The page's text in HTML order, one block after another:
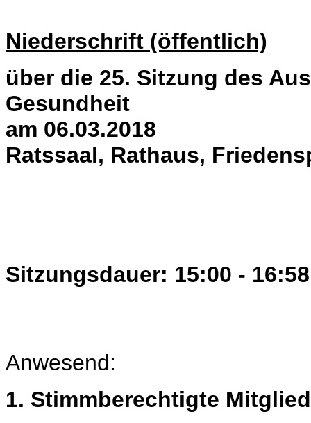
Niederschrift (öffentlich)
über die 25. Sitzung des
Gesundheit
am 06.03.2018
Ratssaal, Rathaus,
Sitzungsdauer: 15:00 -
Anwesend:
1. Stimmberechtigte